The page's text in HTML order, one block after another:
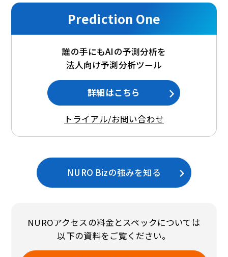
Prediction One
誰の手にもAIの予測分析を
法人向け予測分析ツール
詳細はこちら
トライアル/お問い合わせ
NURO Bizの強みを知る
NUROアクセスの料金とスペックについては
以下の資料をご覧ください。